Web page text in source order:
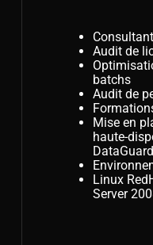
Audit de
batchs
Audit de
Mise en
haute-
Linux
Server